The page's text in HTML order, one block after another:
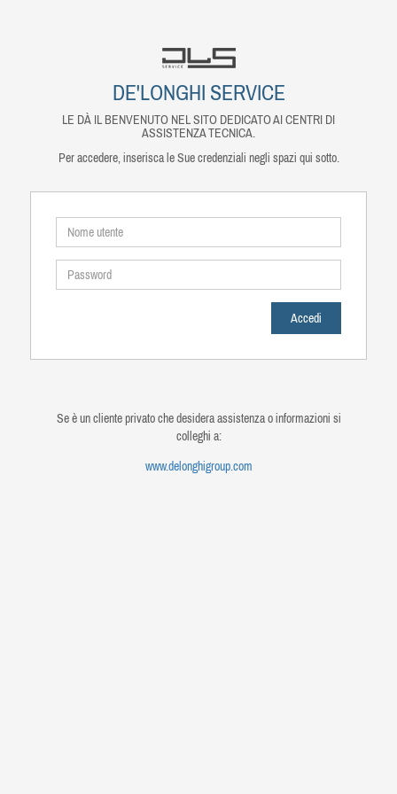
DE'LONGHI SERVICE
LE DÀ IL BENVENUTO NEL SITO DEDICATO AI CENTRI DI
ASSISTENZA TECNICA.
Per accedere, inserisca le Sue credenziali negli spazi qui sotto.
Se è un cliente privato che desidera assistenza o informazioni si
colleghi a:
www.delonghigroup.com